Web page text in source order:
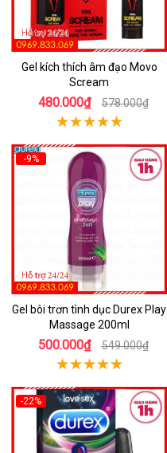
Gel kích thích âm đạo Movo
Scream
480.000₫ 578.000₫
-9%
Gel bôi trơn tình dục Durex Play
Massage 200ml
500.000₫ 549.000₫
-22%